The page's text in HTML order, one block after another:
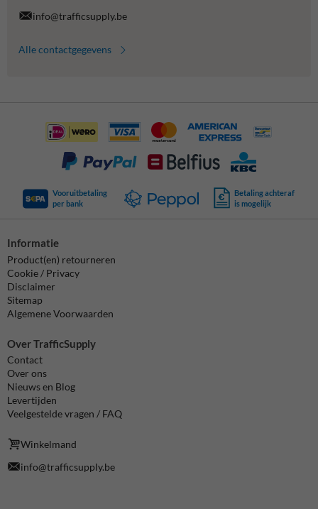
info@trafficsupply.be
Alle contactgegevens
Vooruitbetaling
per bank
Betaling achteraf
is mogelijk
Informatie
Product(en) retourneren
Cookie / Privacy
Disclaimer
Sitemap
Algemene Voorwaarden
Over TrafficSupply
Contact
Over ons
Nieuws en Blog
Levertijden
Veelgestelde vragen / FAQ
Winkelmand
info@trafficsupply.be